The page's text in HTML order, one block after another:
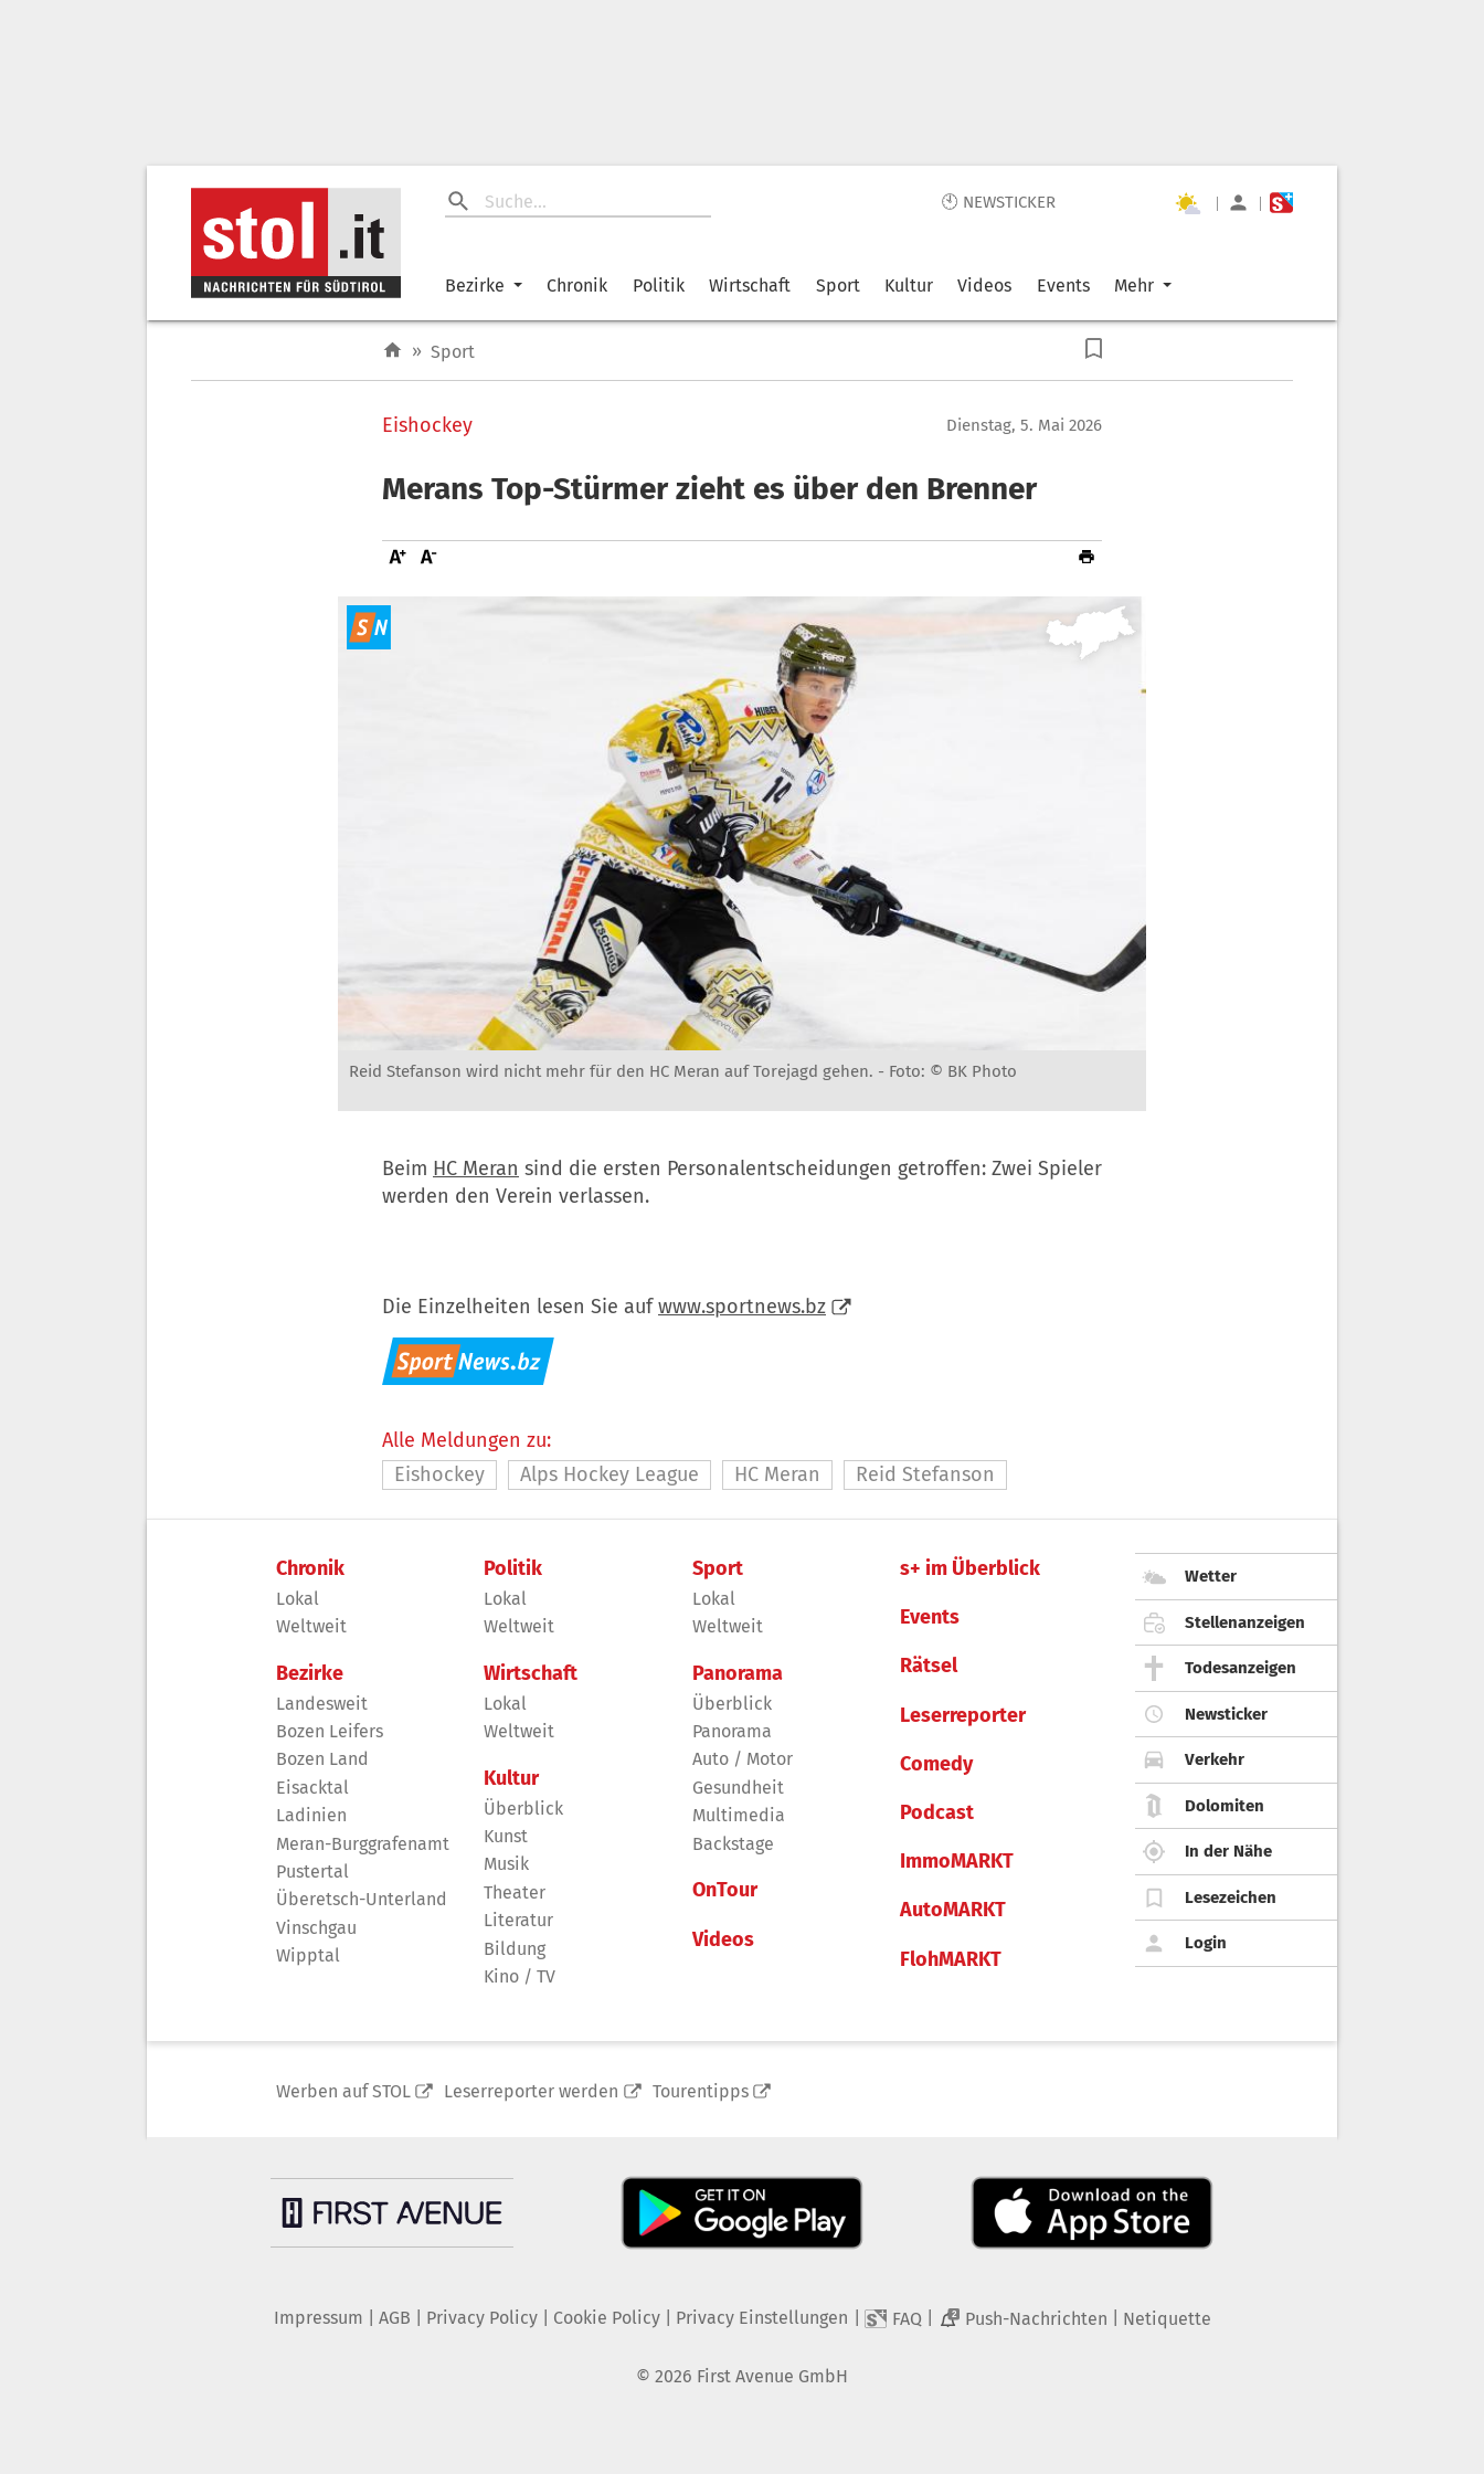
🕙 NEWSTICKER | |
Bezirke Chronik Politik Wirtschaft Sport Kultur Videos Events Mehr
» Sport
Eishockey Dienstag, 5. Mai 2026
Merans Top-Stürmer zieht es über den Brenner
Reid Stefanson wird nicht mehr für den HC Meran auf Torejagd gehen. - Foto: © BK Photo
Beim HC Meran sind die ersten Personalentscheidungen getroffen: Zwei Spieler
werden den Verein verlassen.
Die Einzelheiten lesen Sie aufwww.sportnews.bz
Alle Meldungen zu:
Eishockey
Alps Hockey League HC Meran Reid Stefanson
Chronik
Lokal
Weltweit
Bezirke
Landesweit
Bozen Leifers
Bozen Land
Eisacktal
Ladinien
Meran-Burggrafenamt
Pustertal
Überetsch-Unterland
Vinschgau
Wipptal
Politik
Lokal
Weltweit
Wirtschaft
Lokal
Weltweit
Kultur
Überblick
Kunst
Musik
Theater
Literatur
Bildung
Kino / TV
Sport
Lokal
Weltweit
Panorama
Überblick
Panorama
Auto / Motor
Gesundheit
Multimedia
Backstage
OnTour
Videos
s+ im Überblick
Events
Rätsel
Leserreporter
Comedy
Podcast
ImmoMARKT
AutoMARKT
FlohMARKT
Wetter
Stellenanzeigen
Todesanzeigen
Newsticker
Verkehr
Dolomiten
In der Nähe
Lesezeichen
Login
Werben auf STOL Leserreporter werden Tourentipps
Impressum AGB Privacy Policy| Cookie Policy| Privacy Einstellungen FAQ 2 Push-Nachrichten Netiquette
© 2026 First Avenue GmbH